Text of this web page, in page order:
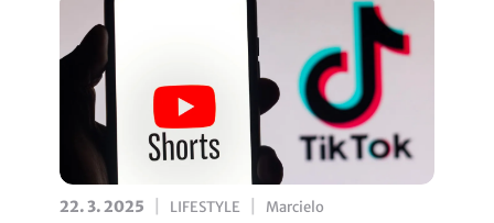
22. 3. 2025 LIFESTYLE Marcielo